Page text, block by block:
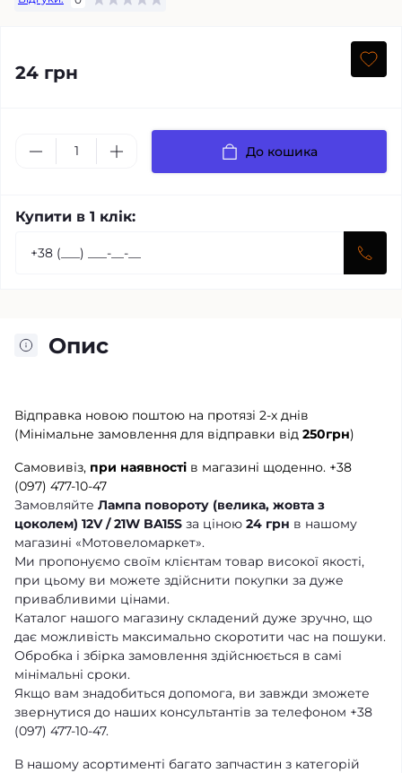
24 грн
До кошика
Купити в 1 клік:
Опис
Відправка новою поштою на протязі 2-х днів
(Мінімальне замовлення для відправки від 250грн)
Самовивіз, при наявності в магазині щоденно. +38
(097) 477-10-47
Замовляйте Лампа повороту (велика, жовта з
цоколем) 12V / 21W BA15S за ціною 24 грн в нашому
магазині «Мотовеломаркет».
Ми пропонуємо своїм клієнтам товар високої якості,
при цьому ви можете здійснити покупки за дуже
привабливими цінами.
Каталог нашого магазину складений дуже зручно, що
дає можливість максимально скоротити час на пошуки.
Обробка і збірка замовлення здійснюється в самі
мінімальні сроки.
Якщо вам знадобиться допомога, ви завжди зможете
звернутися до наших консультантів за телефоном +38
(097) 477-10-47.
В нашому асортименті багато запчастин з категорій